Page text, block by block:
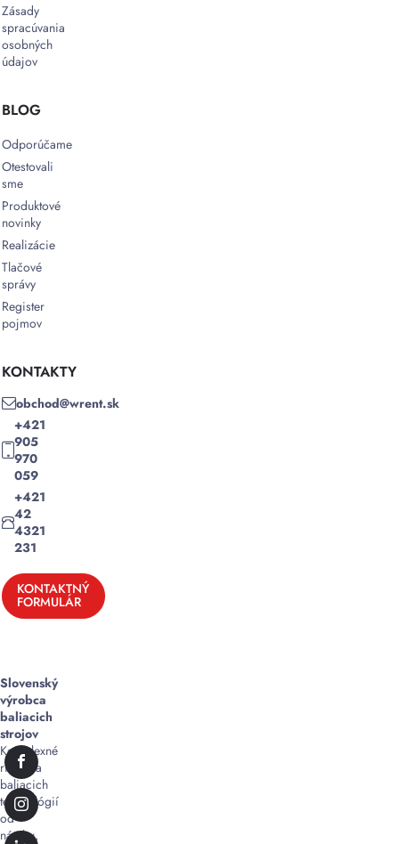
Zásady
spracúvania
osobných
údajov
BLOG
Odporúčame
Otestovali
sme
Produktové
novinky
Realizácie
Tlačové
správy
Register
pojmov
KONTAKTY
obchod@wrent.sk
+421
905
970
059
+421
42
4321
231
KONTAKTNÝ
FORMULÁR
Slovenský
výrobca
baliacich
strojov
Komplexné
riešenia
baliacich
technológií
od
návrhu,